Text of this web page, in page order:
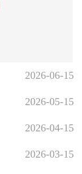
2026-06-15
2026-05-15
2026-04-15
2026-03-15